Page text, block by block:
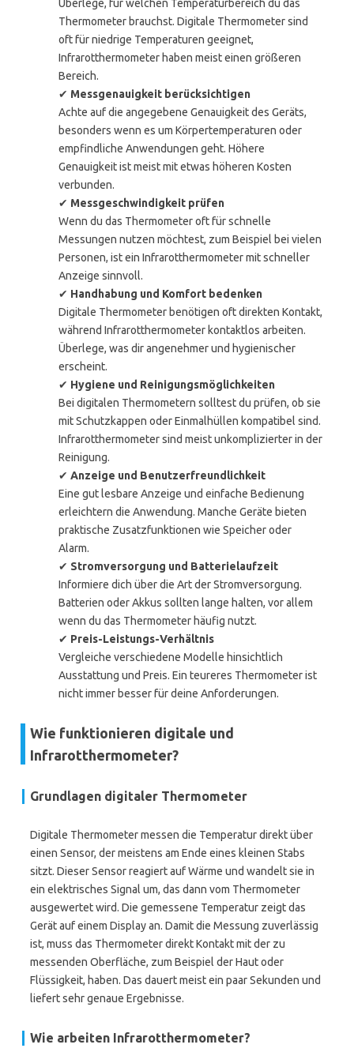
Überlege, für welchen Temperaturbereich du das
Thermometer brauchst. Digitale Thermometer sind
oft für niedrige Temperaturen geeignet,
Infrarotthermometer haben meist einen größeren
Bereich.
✔ Messgenauigkeit berücksichtigen
Achte auf die angegebene Genauigkeit des Geräts,
besonders wenn es um Körpertemperaturen oder
empfindliche Anwendungen geht. Höhere
Genauigkeit ist meist mit etwas höheren Kosten
verbunden.
✔ Messgeschwindigkeit prüfen
Wenn du das Thermometer oft für schnelle
Messungen nutzen möchtest, zum Beispiel bei vielen
Personen, ist ein Infrarotthermometer mit schneller
Anzeige sinnvoll.
✔ Handhabung und Komfort bedenken
Digitale Thermometer benötigen oft direkten Kontakt,
während Infrarotthermometer kontaktlos arbeiten.
Überlege, was dir angenehmer und hygienischer
erscheint.
✔ Hygiene und Reinigungsmöglichkeiten
Bei digitalen Thermometern solltest du prüfen, ob sie
mit Schutzkappen oder Einmalhüllen kompatibel sind.
Infrarotthermometer sind meist unkomplizierter in der
Reinigung.
✔ Anzeige und Benutzerfreundlichkeit
Eine gut lesbare Anzeige und einfache Bedienung
erleichtern die Anwendung. Manche Geräte bieten
praktische Zusatzfunktionen wie Speicher oder
Alarm.
✔ Stromversorgung und Batterielaufzeit
Informiere dich über die Art der Stromversorgung.
Batterien oder Akkus sollten lange halten, vor allem
wenn du das Thermometer häufig nutzt.
✔ Preis-Leistungs-Verhältnis
Vergleiche verschiedene Modelle hinsichtlich
Ausstattung und Preis. Ein teureres Thermometer ist
nicht immer besser für deine Anforderungen.
Wie funktionieren digitale und
Infrarotthermometer?
Grundlagen digitaler Thermometer
Digitale Thermometer messen die Temperatur direkt über
einen Sensor, der meistens am Ende eines kleinen Stabs
sitzt. Dieser Sensor reagiert auf Wärme und wandelt sie in
ein elektrisches Signal um, das dann vom Thermometer
ausgewertet wird. Die gemessene Temperatur zeigt das
Gerät auf einem Display an. Damit die Messung zuverlässig
ist, muss das Thermometer direkt Kontakt mit der zu
messenden Oberfläche, zum Beispiel der Haut oder
Flüssigkeit, haben. Das dauert meist ein paar Sekunden und
liefert sehr genaue Ergebnisse.
Wie arbeiten Infrarotthermometer?